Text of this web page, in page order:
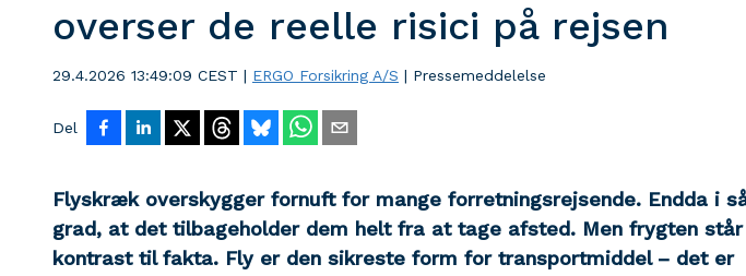
overser de reelle risici på rejsen
29.4.2026 13:49:09 CEST | ERGO Forsikring A/S | Pressemeddelelse
Del
Flyskræk overskygger fornuft for mange forretningsrejsende. Endda i
grad, at det tilbageholder dem helt fra at tage afsted. Men frygten
kontrast til fakta. Fly er den sikreste form for transportmiddel – det er